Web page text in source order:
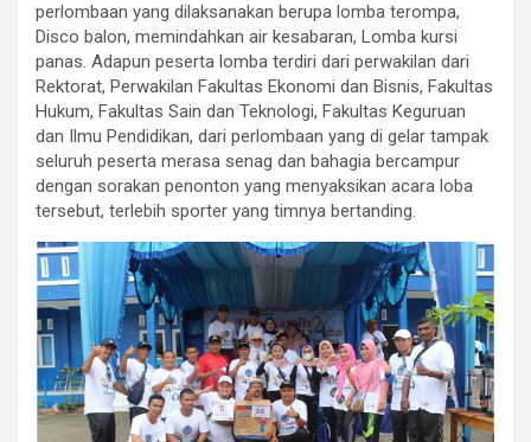
perlombaan yang dilaksanakan berupa lomba terompa,
Disco balon, memindahkan air kesabaran, Lomba kursi
panas. Adapun peserta lomba terdiri dari perwakilan dari
Rektorat, Perwakilan Fakultas Ekonomi dan Bisnis, Fakultas
Hukum, Fakultas Sain dan Teknologi, Fakultas Keguruan
dan Ilmu Pendidikan, dari perlombaan yang di gelar tampak
seluruh peserta merasa senag dan bahagia bercampur
dengan sorakan penonton yang menyaksikan acara loba
tersebut, terlebih sporter yang timnya bertanding.